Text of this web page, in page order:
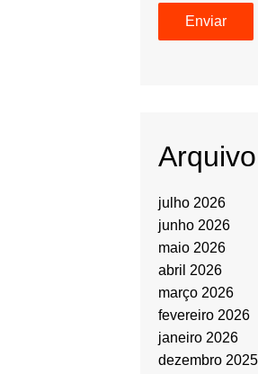
Arquivo
julho 2026
junho 2026
maio 2026
abril 2026
março 2026
fevereiro 2026
janeiro 2026
dezembro 2025